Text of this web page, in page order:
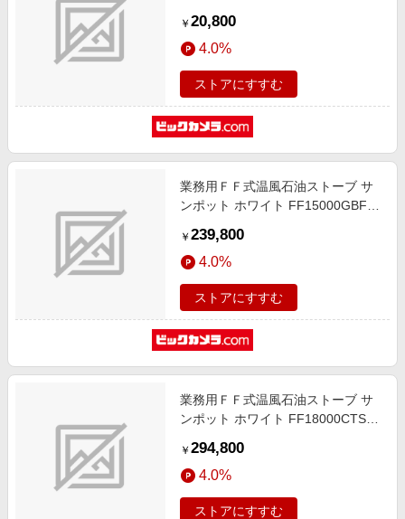
￥ 20,800
4.0%
ストアにすすむ
業務用ＦＦ式温風石油ストーブ サ
ンポット ホワイト FF15000GBFE
まで]
￥ 239,800
4.0%
ストアにすすむ
業務用ＦＦ式温風石油ストーブ サ
ンポット ホワイト FF18000CTSE
まで]
￥ 294,800
4.0%
ストアにすすむ